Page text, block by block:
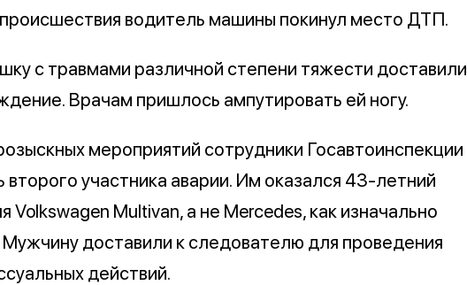
водитель машины покинул место ДТП.
с травмами различной степени тяжести доставили
Врачам пришлось ампутировать ей ногу.
мероприятий сотрудники Госавтоинспекции
второго участника аварии. Им оказался 43-летний
Volkswagen Multivan, а не Mercedes, как изначально
Мужчину доставили к следователю для проведения
действий.